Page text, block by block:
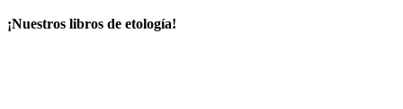
¡Nuestros libros de etología!